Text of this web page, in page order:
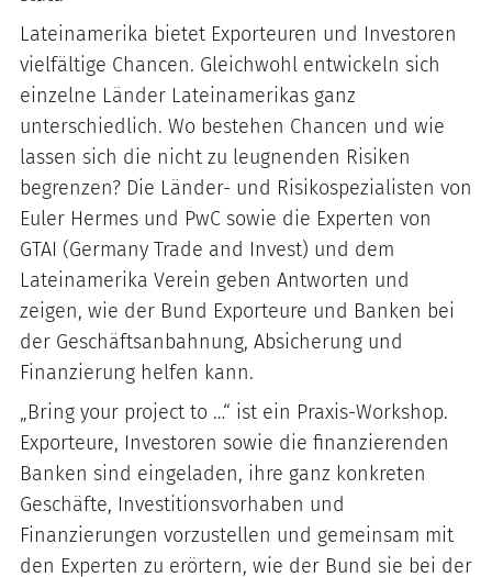
Lateinamerika bietet Exporteuren und Investoren
vielfältige Chancen. Gleichwohl entwickeln sich
einzelne Länder Lateinamerikas ganz
unterschiedlich. Wo bestehen Chancen und wie
lassen sich die nicht zu leugnenden Risiken
begrenzen? Die Länder- und Risikospezialisten von
Euler Hermes und PwC sowie die Experten von
GTAI (Germany Trade and Invest) und dem
Lateinamerika Verein geben Antworten und
zeigen, wie der Bund Exporteure und Banken bei
der Geschäftsanbahnung, Absicherung und
Finanzierung helfen kann.
„Bring your project to …“ ist ein Praxis-Workshop.
Exporteure, Investoren sowie die finanzierenden
Banken sind eingeladen, ihre ganz konkreten
Geschäfte, Investitionsvorhaben und
Finanzierungen vorzustellen und gemeinsam mit
den Experten zu erörtern, wie der Bund sie bei der